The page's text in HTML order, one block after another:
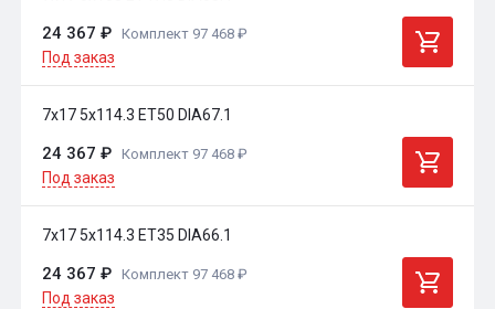
24 367 ₽ Комплект 97 468 ₽
Под заказ
7x17 5x114.3 ET50 DIA67.1
24 367 ₽ Комплект 97 468 ₽
Под заказ
7x17 5x114.3 ET35 DIA66.1
24 367 ₽ Комплект 97 468 ₽
Под заказ